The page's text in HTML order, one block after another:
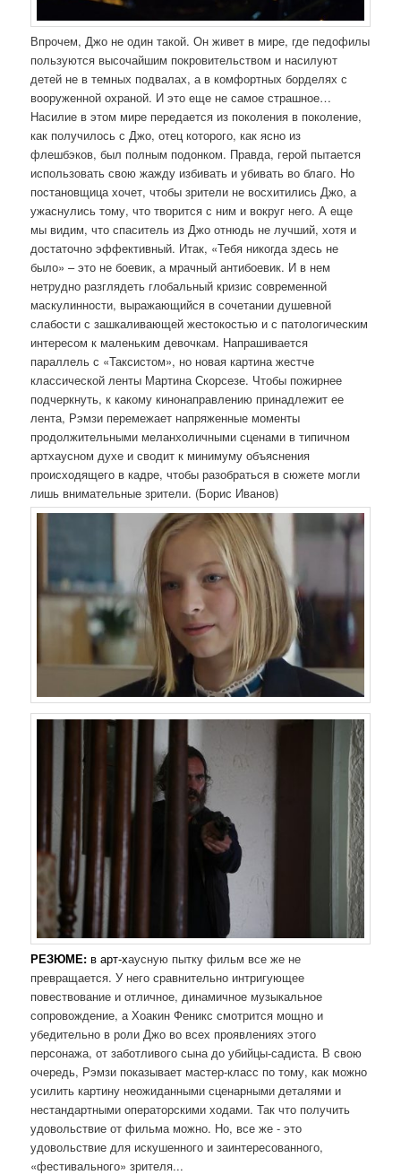
Впрочем, Джо не один такой. Он живет в мире, где педофилы
пользуются высочайшим покровительством и насилуют
детей не в темных подвалах, а в комфортных борделях с
вооруженной охраной. И это еще не самое страшное…
Насилие в этом мире передается из поколения в поколение,
как получилось с Джо, отец которого, как ясно из
флешбэков, был полным подонком. Правда, герой пытается
использовать свою жажду избивать и убивать во благо. Но
постановщица хочет, чтобы зрители не восхитились Джо, а
ужаснулись тому, что творится с ним и вокруг него. А еще
мы видим, что спаситель из Джо отнюдь не лучший, хотя и
достаточно эффективный. Итак, «Тебя никогда здесь не
было» – это не боевик, а мрачный антибоевик. И в нем
нетрудно разглядеть глобальный кризис современной
маскулинности, выражающийся в сочетании душевной
слабости с зашкаливающей жестокостью и с патологическим
интересом к маленьким девочкам. Напрашивается
параллель с «Таксистом», но новая картина жестче
классической ленты Мартина Скорсезе. Чтобы пожирнее
подчеркнуть, к какому кинонаправлению принадлежит ее
лента, Рэмзи перемежает напряженные моменты
продолжительными меланхоличными сценами в типичном
артхаусном духе и сводит к минимуму объяснения
происходящего в кадре, чтобы разобраться в сюжете могли
лишь внимательные зрители. (Борис Иванов)
РЕЗЮМЕ: в арт-хаусную пытку фильм все же не
превращается. У него сравнительно интригующее
повествование и отличное, динамичное музыкальное
сопровождение, а Хоакин Феникс смотрится мощно и
убедительно в роли Джо во всех проявлениях этого
персонажа, от заботливого сына до убийцы-садиста. В свою
очередь, Рэмзи показывает мастер-класс по тому, как можно
усилить картину неожиданными сценарными деталями и
нестандартными операторскими ходами. Так что получить
удовольствие от фильма можно. Но, все же - это
удовольствие для искушенного и заинтересованного,
«фестивального» зрителя...